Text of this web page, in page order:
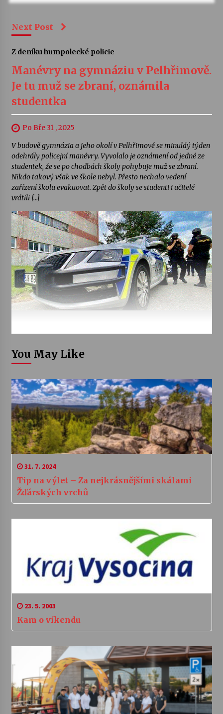
Next Post
Z deníku humpolecké policie
Manévry na gymnáziu v Pelhřimově.
Je tu muž se zbraní, oznámila
studentka
Po Bře 31 , 2025
V budově gymnázia a jeho okolí v Pelhřimově se minuláý týden
odehrály policejní manévry. Vyvolalo je oznámení od jedné ze
studentek, že se po chodbách školy pohybuje muž se zbraní.
Nikdo takový však ve škole nebyl. Přesto nechalo vedení
zařízení školu evakuovat. Zpět do školy se studenti i učitelé
vrátili […]
You May Like
31. 7. 2024
Tip na výlet – Za nejkrásnějšími skálami
Žďárských vrchů
23. 5. 2003
Kam o víkendu